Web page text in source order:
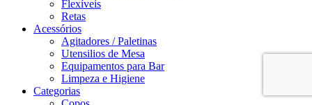
Flexíveis
Retas
Acessórios
Agitadores / Paletinas
Utensilios de Mesa
Equipamentos para Bar
Limpeza e Higiene
Categorias